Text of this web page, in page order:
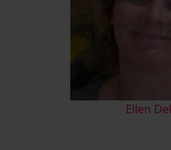
Ellen